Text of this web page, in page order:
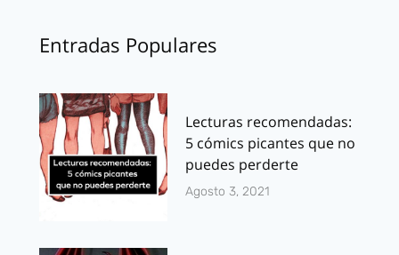
Entradas Populares
Lecturas recomendadas:
5 cómics picantes que no
puedes perderte
Agosto 3, 2021